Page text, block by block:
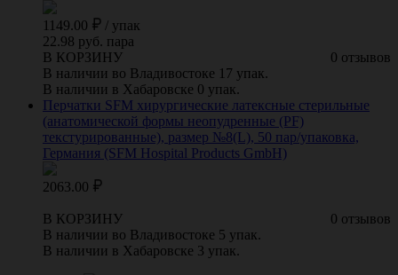
1149.00 / упак
22.98 руб. пара
0 отзывов
В КОРЗИНУ
В наличии во Владивостоке 17 упак.
В наличии в Хабаровске 0 упак.
Перчатки SFM хирургические латексные стерильные
(анатомической формы неопудренные (PF)
текстурированные), размер №8(L), 50 пар/упаковка,
Германия (SFM Hospital Products GmbH)
2063.00
0 отзывов
В КОРЗИНУ
В наличии во Владивостоке 5 упак.
В наличии в Хабаровске 3 упак.